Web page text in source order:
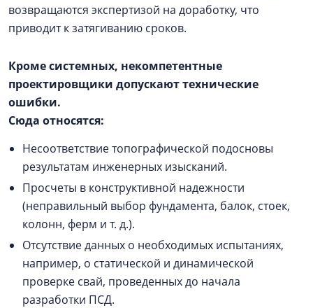
возвращаются экспертизой на доработку, что
приводит к затягиванию сроков.
Кроме системных, некомпетентные
проектировщики допускают технические
ошибки.
Сюда относятся:
Несоответствие топографической подосновы
результатам инженерных изысканий.
Просчеты в конструктивной надежности
(неправильный выбор фундамента, балок, стоек,
колонн, ферм и т. д.).
Отсутствие данных о необходимых испытаниях,
например, о статической и динамической
проверке свай, проведенных до начала
разработки ПСД.